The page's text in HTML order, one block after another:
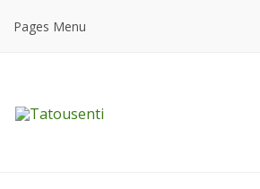
Pages Menu